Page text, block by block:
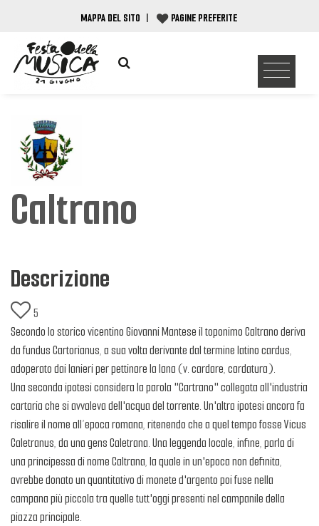
MAPPA DEL SITO | PAGINE PREFERITE
Caltrano
Descrizione
5
Secondo lo storico vicentino Giovanni Mantese il toponimo Caltrano deriva
da fundus Cartorianus, a sua volta derivante dal termine latino cardus,
adoperato dai lanieri per pettinare la lana (v. cardare, cardatura).
Una seconda ipotesi considera la parola "Cartrano" collegata all'industria
cartaria che si avvaleva dell'acqua del torrente. Un'altra ipotesi ancora fa
risalire il nome all’epoca romana, ritenendo che a quel tempo fosse Vicus
Caletranus, da una gens Caletrana. Una leggenda locale, infine, parla di
una principessa di nome Caltrana, la quale in un'epoca non definita,
avrebbe donato un quantitativo di monete d'argento poi fuse nella
campana più piccola tra quelle tutt'oggi presenti nel campanile della
piazza principale.